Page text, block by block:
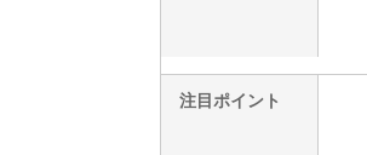
注目ポイント